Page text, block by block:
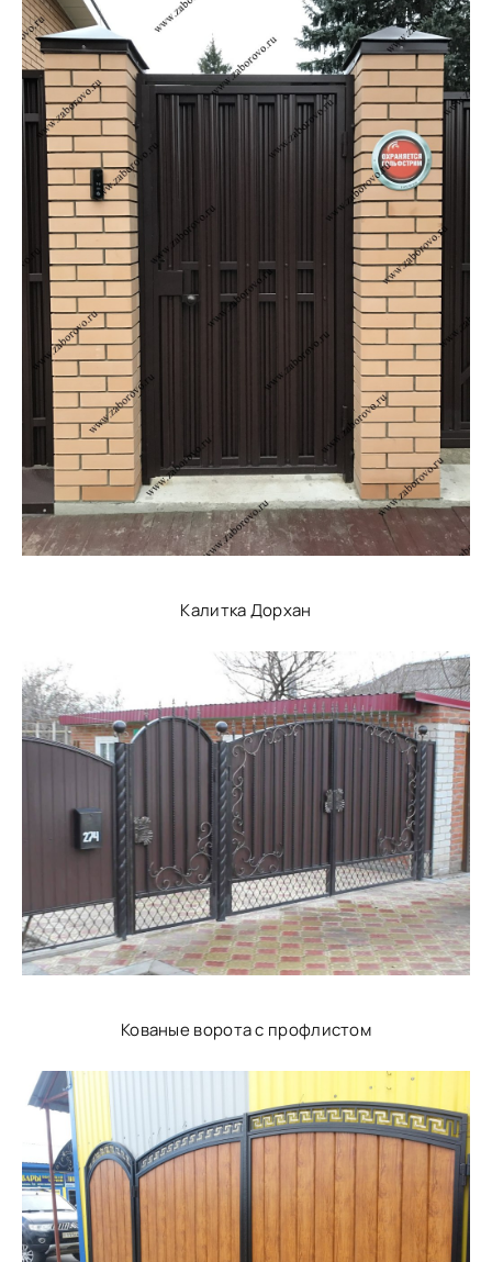
Калитка Дорхан
Кованые ворота с профлистом